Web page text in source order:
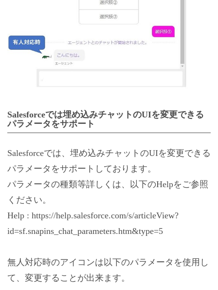
Salesforceでは埋め込みチャットのUIを変更できる
パラメータをサポート
Salesforceでは、埋め込みチャットのUIを変更できる
パラメータをサポートしております。
パラメータの種類等詳しくは、以下のHelpをご参照
ください。
Help : https://help.salesforce.com/s/articleView?
id=sf.snapins_chat_parameters.htm&type=5
無人対応時のアイコンは以下のパラメータを使用し
て、変更することが出来ます。